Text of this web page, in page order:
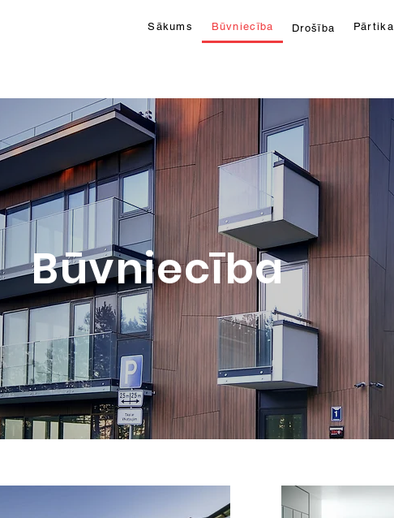
Sākums Būvniecība Drošība Pārtika
Būvniecība